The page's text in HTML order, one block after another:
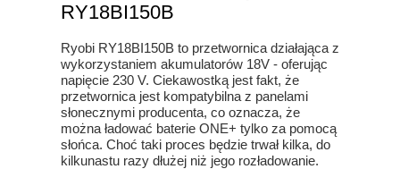
RY18BI150B
Ryobi RY18BI150B to przetwornica działająca z
wykorzystaniem akumulatorów 18V - oferując
napięcie 230 V. Ciekawostką jest fakt, że
przetwornica jest kompatybilna z panelami
słonecznymi producenta, co oznacza, że
można ładować baterie ONE+ tylko za pomocą
słońca. Choć taki proces będzie trwał kilka, do
kilkunastu razy dłużej niż jego rozładowanie.